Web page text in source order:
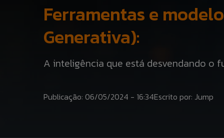
Ferramentas e
Generativa):
A inteligência que está desvendando o
Publicação: 06/05/2024 - 16:34Escrito por: Jump